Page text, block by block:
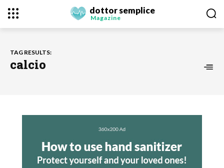
dottor semplice
Magazine
TAG RESULTS:
calcio